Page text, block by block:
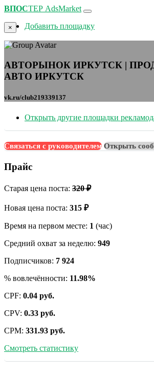
ВПОСТЕР AdsMarket
Добавить площадку
×
АВТОРЫНОК ИРКУТСК |
АВТО ИРКУТСК
vk.ru/club219339137
Открыть другие площадки
Связаться с руководителем Открыть
Прайс
Старая цена поста: 320 ₽
Новая цена поста: 315 ₽
Время на первом месте: 1 (час)
Средний охват за неделю: 949
Подписчиков: 7 924
% вовлечённости: 11.98%
CPF: 0.04 руб.
CPV: 0.33 руб.
CPM: 331.93 руб.
Смотреть статистику